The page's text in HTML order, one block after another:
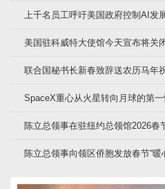
上千名员工呼吁美国政府控制AI发
美国驻科威特大使馆今天宣布将关
联合国秘书长新春致辞送农历马年
SpaceX重心从火星转向月球的第
陈立总领事在驻纽约总领馆2026春
陈立总领事向领区侨胞发放春节“暖